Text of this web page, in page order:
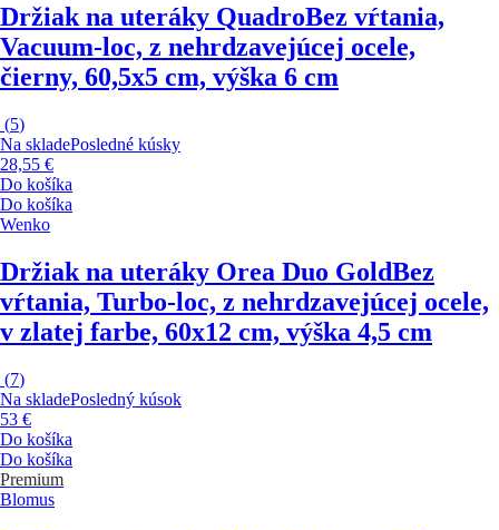
Držiak na uteráky QuadroBez vŕtania,
Vacuum-loc, z nehrdzavejúcej ocele,
čierny, 60,5x5 cm, výška 6 cm
(5)
Na skladePosledné kúsky
28,55 €
Do košíka
Do košíka
Wenko
Držiak na uteráky Orea Duo GoldBez
vŕtania, Turbo-loc, z nehrdzavejúcej ocele,
v zlatej farbe, 60x12 cm, výška 4,5 cm
(7)
Na skladePosledný kúsok
53 €
Do košíka
Do košíka
Premium
Blomus